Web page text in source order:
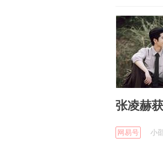
张凌赫
网易号 小